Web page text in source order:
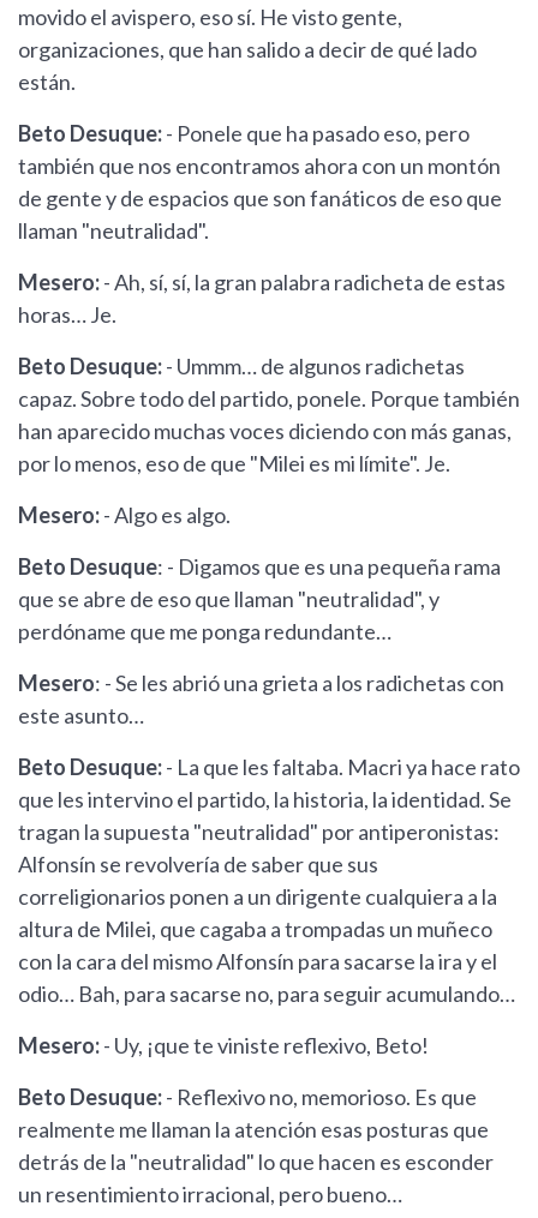
movido el avispero, eso sí. He visto gente,
organizaciones, que han salido a decir de qué lado
están.
Beto Desuque:- Ponele que ha pasado eso, pero
también que nos encontramos ahora con un montón
de gente y de espacios que son fanáticos de eso que
llaman "neutralidad".
Mesero:- Ah, sí, sí, la gran palabra radicheta de estas
horas… Je.
Beto Desuque:- Ummm… de algunos radichetas
capaz. Sobre todo del partido, ponele. Porque también
han aparecido muchas voces diciendo con más ganas,
por lo menos, eso de que "Milei es mi límite". Je.
Mesero:- Algo es algo.
Beto Desuque: - Digamos que es una pequeña rama
que se abre de eso que llaman "neutralidad", y
perdóname que me ponga redundante…
Mesero: - Se les abrió una grieta a los radichetas con
este asunto…
Beto Desuque:- La que les faltaba. Macri ya hace rato
que les intervino el partido, la historia, la identidad. Se
tragan la supuesta "neutralidad" por antiperonistas:
Alfonsín se revolvería de saber que sus
correligionarios ponen a un dirigente cualquiera a la
altura de Milei, que cagaba a trompadas un muñeco
con la cara del mismo Alfonsín para sacarse la ira y el
odio… Bah, para sacarse no, para seguir acumulando…
Mesero:- Uy, ¡que te viniste reflexivo, Beto!
Beto Desuque:- Reflexivo no, memorioso. Es que
realmente me llaman la atención esas posturas que
detrás de la "neutralidad" lo que hacen es esconder
un resentimiento irracional, pero bueno…